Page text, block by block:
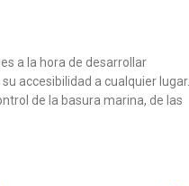
a la hora de desarrollar
accesibilidad a cualquier lugar.
de la basura marina, de las